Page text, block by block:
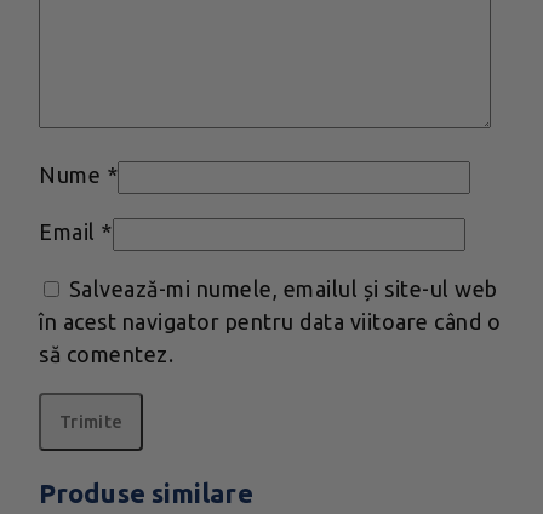
Nume *
Email *
Salvează-mi numele, emailul și site-ul web
în acest navigator pentru data viitoare când o
să comentez.
Produse similare